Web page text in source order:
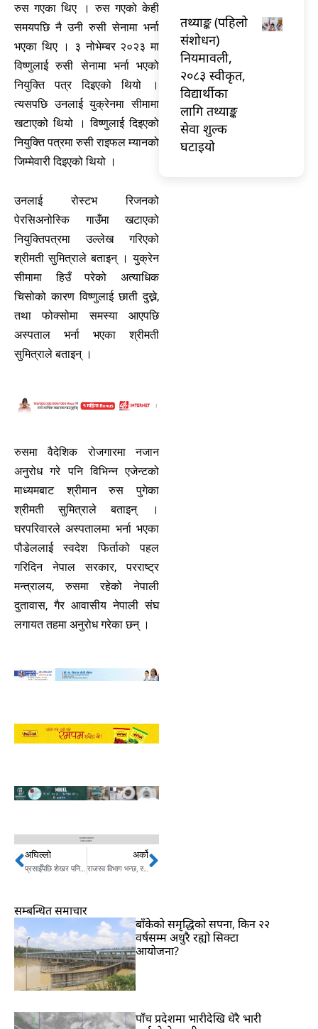
रुस गएका थिए । रुस गएको केही
समयपछि नै उनी रुसी सेनामा भर्ना
भएका थिए । ३ नोभेम्बर २०२३ मा
विष्णुलाई रुसी सेनामा भर्ना भएको
नियुक्ति पत्र दिइएको थियो ।
त्यसपछि उनलाई युक्रेनमा सीमामा
खटाएको थियो । विष्णुलाई दिइएको
नियुक्ति पत्रमा रुसी राइफल म्यानको
जिम्मेवारी दिइएको थियो ।
उनलाई रोस्टभ रिजनको
पेरसिअनोस्कि गाउँमा खटाएको
नियुक्तिपत्रमा उल्लेख गरिएको
श्रीमती सुमित्राले बताइन् । युक्रेन
सीमामा हिउँ परेको अत्याधिक
चिसोको कारण विष्णुलाई छाती दुख्ने,
तथा फोक्सोमा समस्या आएपछि
अस्पताल भर्ना भएका श्रीमती
सुमित्राले बताइन् ।
रुसमा वैदेशिक रोजगारमा नजान
अनुरोध गरे पनि विभिन्न एजेन्टको
माध्यमबाट श्रीमान रुस पुगेका
श्रीमती सुमित्राले बताइन् ।
घरपरिवारले अस्पतालमा भर्ना भएका
पौडेललाई स्वदेश फिर्ताको पहल
गरिदिन नेपाल सरकार, परराष्ट्र
मन्त्रालय, रुसमा रहेको नेपाली
दुतावास, गैर आवासीय नेपाली संघ
लगायत तहमा अनुरोध गरेका छन् ।
Prev
अघिल्लो
प्रसाईँपछि शेखर पनि खनिए बैंकविरुद्ध
अर्को
राजस्व विभाग भन्छ, स्वदेशी प्याजमा भ्याट छैन, तर बजारमा अभावNext
तथ्याङ्क (पहिलो
संशोधन)
नियमावली,
२०८३ स्वीकृत,
विद्यार्थीका
लागि तथ्याङ्क
सेवा शुल्क
घटाइयो
सम्बन्धित समाचार
बाँकेको समृद्धिको सपना, किन २२
वर्षसम्म अधुरै रह्यो सिक्टा
आयोजना?
पाँच प्रदेशमा भारीदेखि धेरै भारी